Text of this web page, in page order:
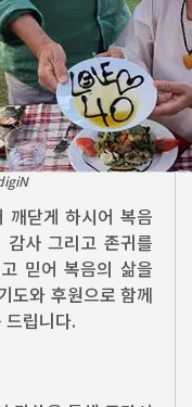
깨닫게 하시어 복음
사 그리고 존귀를
믿어 복음의 삶을
도와 후원으로 함께
립니다.